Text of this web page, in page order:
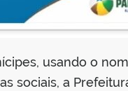
usando o
sociais, a